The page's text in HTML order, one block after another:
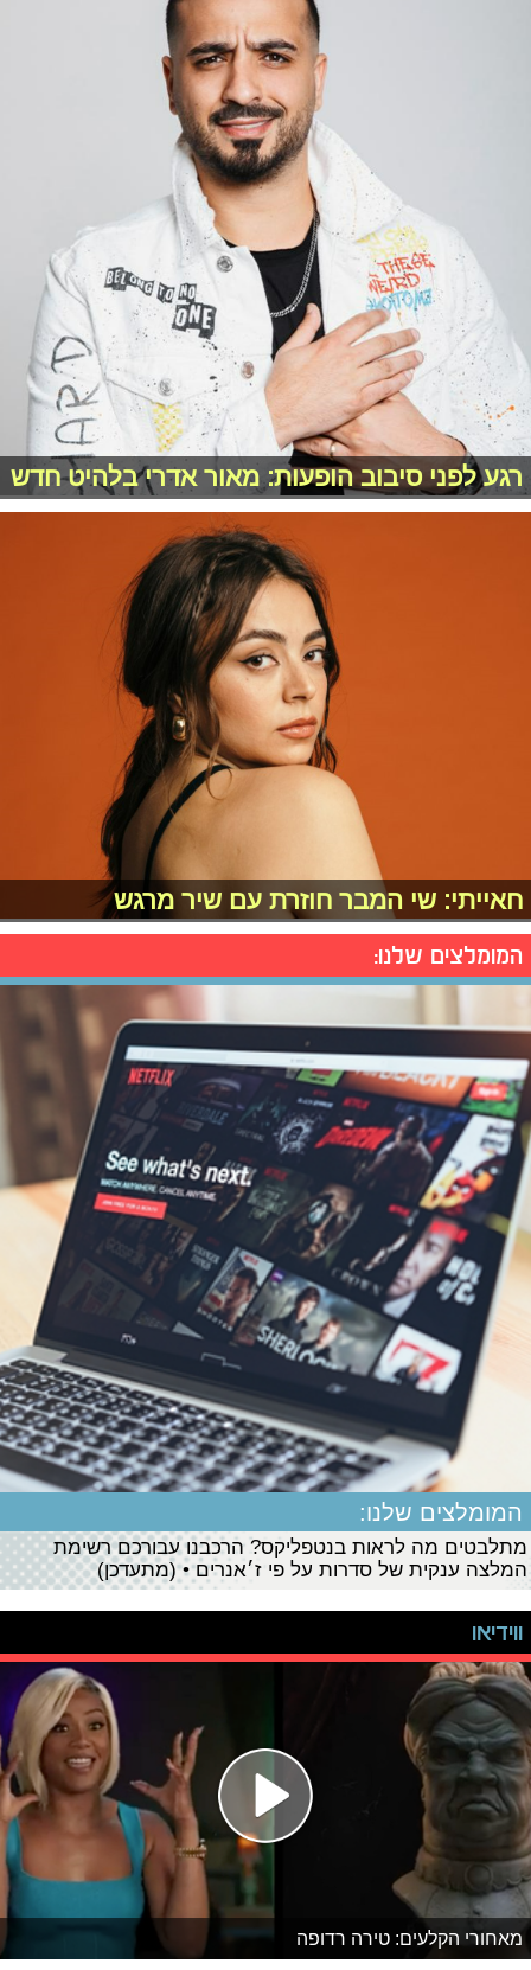
רגע לפני סיבוב הופעות: מאור אדרי בלהיט חדש
חאייתי: שי המבר חוזרת עם שיר מרגש
המומלצים שלנו:
המומלצים שלנו:
מתלבטים מה לראות בנטפליקס? הרכבנו עבורכם רשימת
המלצה ענקית של סדרות על פי ז׳אנרים • (מתעדכן)
ווידיאו
מאחורי הקלעים: טירה רדופה